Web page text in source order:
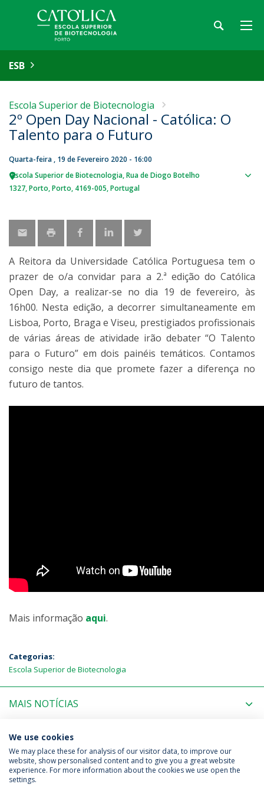
ESB
Escola Superior de Biotecnologia
2º Open Day Nacional - Católica: O
Talento para o Futuro
Quarta-feira , 19 de Fevereiro 2020 - 16:00
Escola Superior de Biotecnologia Rua de Diogo Botelho
1327 Porto Porto 4169-005 Portugal
A Reitora da Universidade Católica Portuguesa tem o
prazer de o/a convidar para a 2.ª edição do Católica
Open Day, a realizar-se no dia 19 de fevereiro, às
16h00. Nesta edição, a decorrer simultaneamente em
Lisboa, Porto, Braga e Viseu, prestigiados profissionais
de várias áreas de atividade irão debater “O Talento
para o Futuro” em dois painéis temáticos. Contamos
consigo neste dia que promete fazer a diferença no
futuro de tantos.
Mais informação aqui.
Categorias:
Escola Superior de Biotecnologia
MAIS NOTÍCIAS
PRÓXIMOS EVENTOS
Política de Privacidade
Termos & Condições
We use cookies
We may place these for analysis of our visitor data, to improve our
website, show personalised content and to give you a great website
experience. For more information about the cookies we use open the
settings.